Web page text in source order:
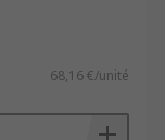
68,16 €/unité